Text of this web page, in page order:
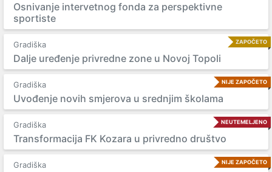
Osnivanje intervetnog fonda za perspektivne
sportiste
ZAPOČETO
Gradiška
Dalje uređenje privredne zone u Novoj Topoli
NIJE ZAPOČETO
Gradiška
Uvođenje novih smjerova u srednjim školama
NEUTEMELJENO
Gradiška
Transformacija FK Kozara u privredno društvo
NIJE ZAPOČETO
Gradiška